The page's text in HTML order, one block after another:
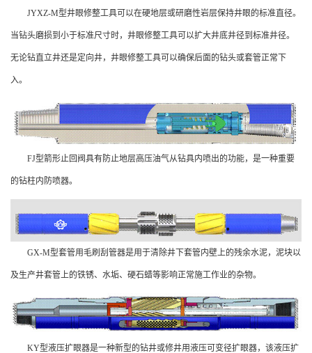
JYXZ-M型井眼修整工具可以在硬地层或研磨性岩层保持井眼的标准直径。
当钻头磨损到小于标准尺寸时，井眼修整工具可以扩大井底井径到标准井径。
无论钻直立井还是定向井，井眼修整工具可以确保后面的钻头或套管正常下
入。
FJ型箭形止回阀具有防止地层高压油气从钻具内喷出的功能，是一种重要
的钻柱内防喷器。
GX-M型套管用毛刷刮管器是用于清除井下套管内壁上的残余水泥，泥块以
及生产井套管上的铁锈、水垢、硬石蜡等影响正常施工作业的杂物。
KY型液压扩眼器是一种新型的钻井或修井用液压可变径扩眼器，该液压扩